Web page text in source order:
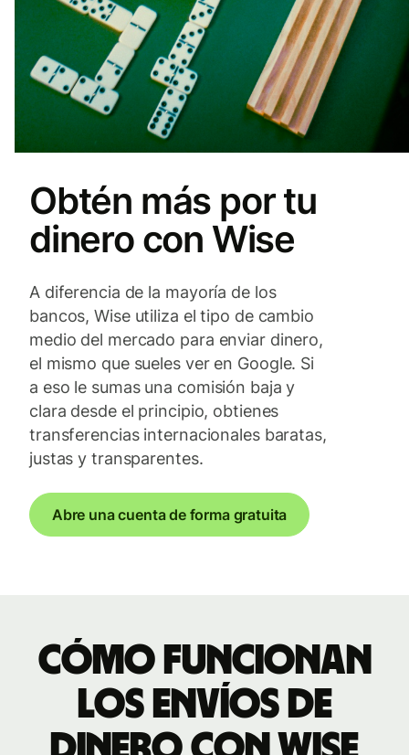
Obtén más por tu
dinero con Wise
A diferencia de la mayoría de los
bancos, Wise utiliza el tipo de cambio
medio del mercado para enviar dinero,
el mismo que sueles ver en Google. Si
a eso le sumas una comisión baja y
clara desde el principio, obtienes
transferencias internacionales baratas,
justas y transparentes.
Abre una cuenta de forma gratuita
Cómo funcionan
los envíos de